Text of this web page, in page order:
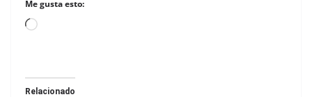
Me gusta esto:
Loading…
Relacionado